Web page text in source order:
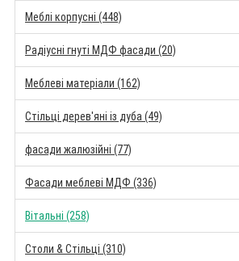
Меблі корпусні (448)
Радіусні гнуті МДФ фасади (20)
Меблеві матеріали (162)
Стільці дерев'яні із дуба (49)
фасади жалюзійні (77)
Фасади меблеві МДФ (336)
Вітальні (258)
Столи & Стільці (310)